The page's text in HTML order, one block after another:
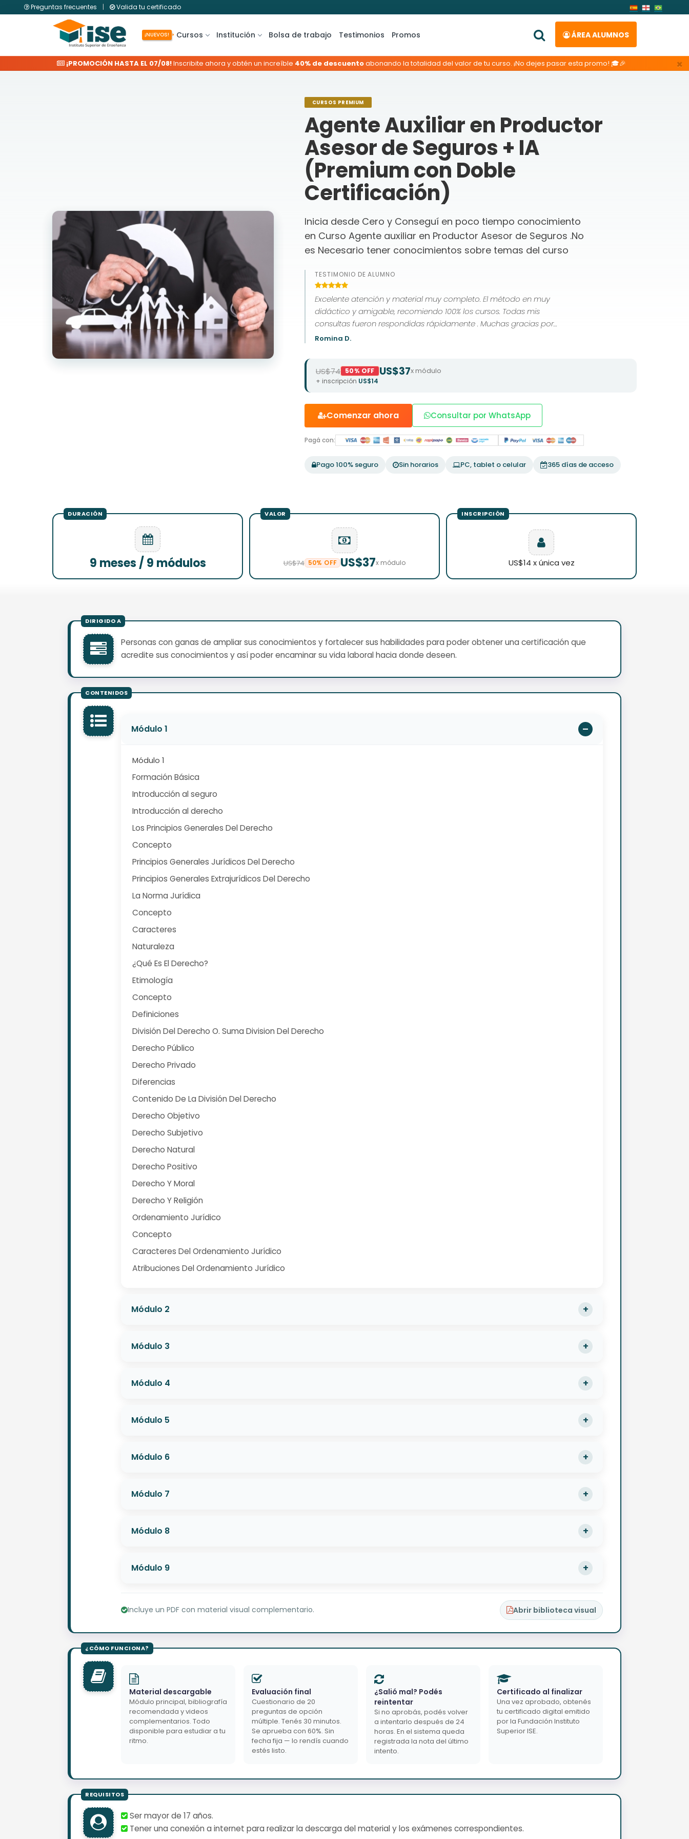
Preguntas frecuentes | Valida tu certificado
¡NUEVOS! Cursos Institución Bolsa de trabajo Testimonios Promos ÁREA ALUMNOS
×
¡PROMOCIÓN HASTA EL 07/08!Inscribite ahora y obtén un increíble 40% de descuentoabonando la totalidad del valor de tu curso. ¡No dejes pasar esta promo! 🎓🎉
CURSOS PREMIUM
Agente Auxiliar en Productor
Asesor de Seguros + IA
(Premium con Doble
Certificación)
Inicia desde Cero y Conseguí en poco tiempo conocimiento
en Curso Agente auxiliar en Productor Asesor de Seguros .No
es Necesario tener conocimientos sobre temas del curso
TESTIMONIO DE ALUMNO
Excelente atención y material muy completo. El método en muy
didáctico y amigable, recomiendo 100% los cursos. Todas mis
consultas fueron respondidas rápidamente . Muchas gracias por
brindarnos esta oportunidad de estudiar.
Romina D.
US$74 50% OFF US$37x módulo
+ inscripción US$14
Comenzar ahora Consultar por WhatsApp
Pagá con:
Pago 100% seguro Sin horarios PC, tablet o celular 365 días de acceso
9 meses / 9 módulos US$74 50% OFF US$37x módulo US$14 x única vez
Personas con ganas de ampliar sus conocimientos y fortalecer sus habilidades para poder obtener una certificación que
acredite sus conocimientos y así poder encaminar su vida laboral hacia donde deseen.
Módulo 1
Módulo 1
Formación Básica
Introducción al seguro
Introducción al derecho
Los Principios Generales Del Derecho
Concepto
Principios Generales Jurídicos Del Derecho
Principios Generales Extrajurídicos Del Derecho
La Norma Jurídica
Concepto
Caracteres
Naturaleza
¿Qué Es El Derecho?
Etimología
Concepto
Definiciones
División Del Derecho O. Suma Division Del Derecho
Derecho Público
Derecho Privado
Diferencias
Contenido De La División Del Derecho
Derecho Objetivo
Derecho Subjetivo
Derecho Natural
Derecho Positivo
Derecho Y Moral
Derecho Y Religión
Ordenamiento Jurídico
Concepto
Caracteres Del Ordenamiento Jurídico
Atribuciones Del Ordenamiento Jurídico
Módulo 2
Módulo 3
Módulo 4
Módulo 5
Módulo 6
Módulo 7
Módulo 8
Módulo 9
Incluye un PDF con material visual complementario. Abrir biblioteca visual
Material descargable
Módulo principal, bibliografía
recomendada y videos
complementarios. Todo
disponible para estudiar a tu
ritmo.
Evaluación final
Cuestionario de 20
preguntas de opción
múltiple. Tenés 30 minutos.
Se aprueba con 60%. Sin
fecha fija — lo rendís cuando
estés listo.
¿Salió mal? Podés
reintentar
Si no aprobás, podés volver
a intentarlo después de 24
horas. En el sistema queda
registrada la nota del último
intento.
Certificado al finalizar
Una vez aprobado, obtenés
tu certificado digital emitido
por la Fundación Instituto
Superior ISE.
Ser mayor de 17 años.
Tener una conexión a internet para realizar la descarga del material y los exámenes correspondientes.